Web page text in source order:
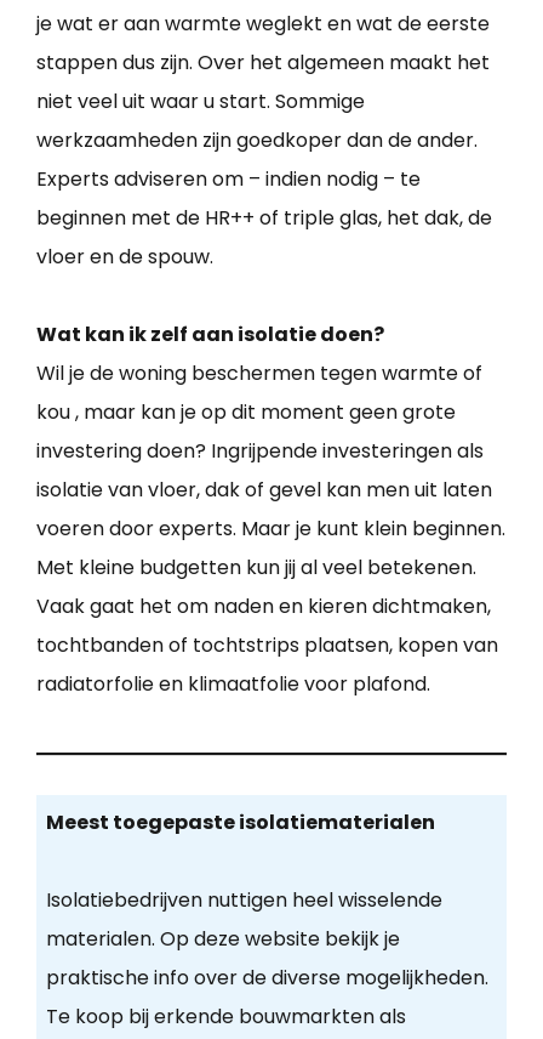
je wat er aan warmte weglekt en wat de eerste
stappen dus zijn. Over het algemeen maakt het
niet veel uit waar u start. Sommige
werkzaamheden zijn goedkoper dan de ander.
Experts adviseren om – indien nodig – te
beginnen met de HR++ of triple glas, het dak, de
vloer en de spouw.
Wat kan ik zelf aan isolatie doen?
Wil je de woning beschermen tegen warmte of
kou , maar kan je op dit moment geen grote
investering doen? Ingrijpende investeringen als
isolatie van vloer, dak of gevel kan men uit laten
voeren door experts. Maar je kunt klein beginnen.
Met kleine budgetten kun jij al veel betekenen.
Vaak gaat het om naden en kieren dichtmaken,
tochtbanden of tochtstrips plaatsen, kopen van
radiatorfolie en klimaatfolie voor plafond.
Meest toegepaste isolatiematerialen
Isolatiebedrijven nuttigen heel wisselende
materialen. Op deze website bekijk je
praktische info over de diverse mogelijkheden.
Te koop bij erkende bouwmarkten als